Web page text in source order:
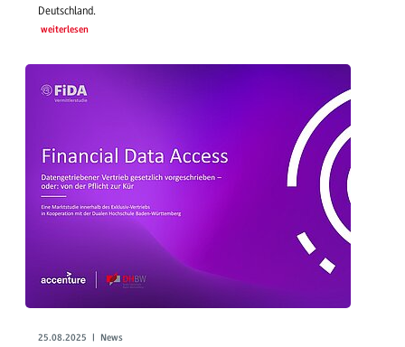
Deutschland.
weiterlesen
25.08.2025 | News